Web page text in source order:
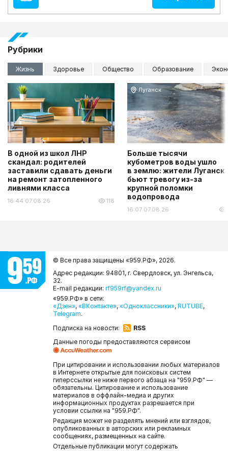
Рубрики
Жизнь Здоровье Общество Образование
В одной из школ ЛНР
скандал: родителей
заставили сдавать деньги
на ремонт затопленного
ливнями класса
16:44 07.08.26 118
Луганск
Больше тысячи
кубометров воды ушло
в землю: жители
бьют тревогу из-за
крупной поломки
водопровода
16:07 07.08.26
© Все права защищены «959.РФ», 2026.
Адрес редакции: 94801, г. Свердловск, ул. Энгельса,
32.
E-mail редакции: rf959rf@yandex.ru
«959.РФ» в сети:
«Дзен», «ВКонтакте», «Одноклассники», RUTUBE,
Telegram.
Подписка на новости:
RSS
Данные погоды предоставляются сервисом
При цитировании и использовании любых материалов
в Интернете открытые для поисковых систем
гиперссылки не ниже первого абзаца на "959.РФ" —
обязательны. Цитирование и использование
материалов в оффлайн-медиа и других
информационных продуктах разрешается при
условии ссылки на "959.РФ".
Редакция может не разделять мнений или взглядов,
опубликованных в авторских или рекламных
сообщениях, размещенных на сайте.
Отдельные публикации могут содержать